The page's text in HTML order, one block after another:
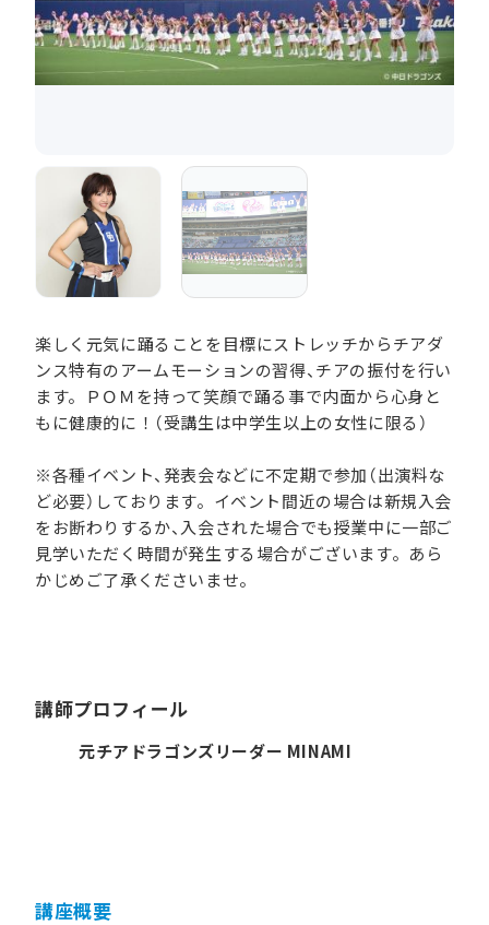
楽しく元気に踊ることを目標にストレッチからチアダ
ンス特有のアームモーションの習得、チアの振付を行い
ます。ＰＯＭを持って笑顔で踊る事で内面から心身と
もに健康的に！（受講生は中学生以上の女性に限る）
※各種イベント、発表会などに不定期で参加（出演料な
ど必要）しております。イベント間近の場合は新規入会
をお断わりするか、入会された場合でも授業中に一部ご
見学いただく時間が発生する場合がございます。あら
かじめご了承くださいませ。
講師プロフィール
元チアドラゴンズリーダー MINAMI
講座概要